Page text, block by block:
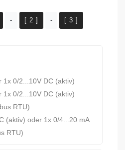
- [ 2 ] - [ 3 ]
1x 0/2...10V DC (aktiv)
1x 0/2...10V DC (aktiv)
RTU)
(aktiv) oder 1x 0/4...20 mA
RTU)